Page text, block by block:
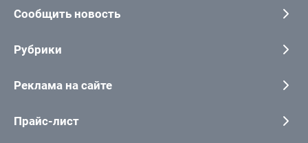
Сообщить новость
Рубрики
Реклама на сайте
Прайс-лист